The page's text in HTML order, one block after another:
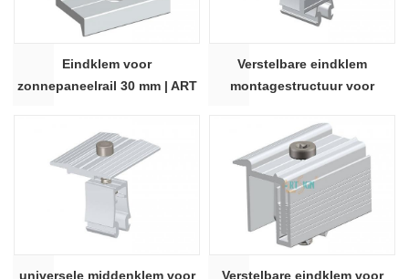
Eindklem voor
zonnepaneelrail 30 mm | ART
Verstelbare eindklem
montagestructuur voor
universele middenklem voor Verstelbare eindklem voor